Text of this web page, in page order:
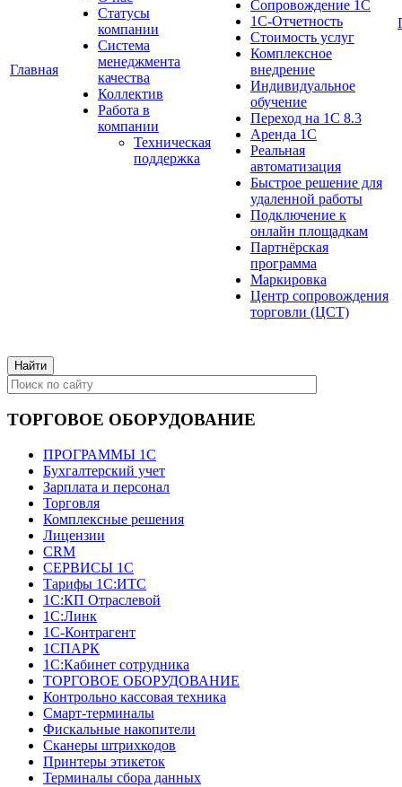
Главная
Cтатусы
компании
Система
менеджмента
качества
Коллектив
Работа в
компании
Техническая
поддержка
Сопровождение 1С
1С-Отчетность
Стоимость услуг
Комплексное
внедрение
Индивидуальное
обучение
Переход на 1С 8.3
Аренда 1С
Реальная
автоматизация
Быстрое решение для
удаленной работы
Подключение к
онлайн площадкам
Партнёрская
программа
Маркировка
Центр сопровождения
торговли (ЦСТ)
ТОРГОВОЕ ОБОРУДОВАНИЕ
ПРОГРАММЫ 1С
Бухгалтерский учет
Зарплата и персонал
Торговля
Комплексные решения
Лицензии
CRM
СЕРВИСЫ 1С
Тарифы 1С:ИТС
1С:КП Отраслевой
1С:Линк
1С-Контрагент
1СПАРК
1С:Кабинет сотрудника
ТОРГОВОЕ ОБОРУДОВАНИЕ
Контрольно кассовая техника
Смарт-терминалы
Фискальные накопители
Сканеры штрихкодов
Принтеры этикеток
Терминалы сбора данных